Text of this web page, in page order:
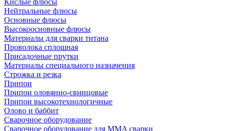
Кислые флюсы
Нейтральные флюсы
Основные флюсы
Высокоосновные флюсы
Материалы для сварки титана
Проволока сплошная
Присадочные прутки
Материалы специального назначения
Строжка и резка
Припои
Припои оловянно-свинцовые
Припои высокотехнологичные
Олово и баббит
Сварочное оборудование
Сварочное оборудование для MMA сварки